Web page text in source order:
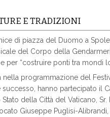
E TRADIZIONI
di piazza del Duomo a
del Corpo della
per “costruire ponti tra mondi
nella programmazione del
hanno partecipato il
della Città del Vaticano,
Giuseppe Puglisi-